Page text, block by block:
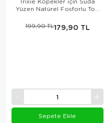
Yüzen Natürel Fosforlu Top
179,90 TL
199,90 TL
Sepete Ekle